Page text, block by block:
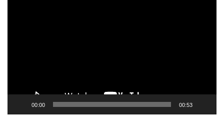
00:00 00:53